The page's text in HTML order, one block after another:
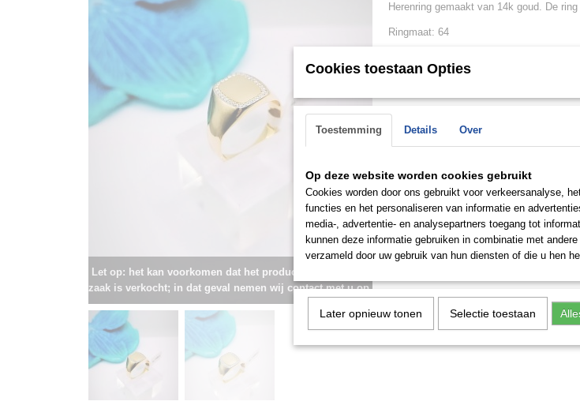
Let op: het kan voorkomen dat het product onlangs in de
zaak is verkocht; in dat geval nemen wij contact met u op.
Herenring gemaakt van 14k goud. De
Ringmaat: 64
Cookies toestaan Opties
Toestemming Details Over
Op deze website worden cookies gebruikt
Cookies worden door ons gebruikt voor verkeersanalyse,
functies en het personaliseren van informatie en
media-, advertentie- en analysepartners toegang tot
kunnen deze informatie gebruiken in combinatie met
verzameld door uw gebruik van hun diensten of die u hen
Later opnieuw tonen Selectie toestaan